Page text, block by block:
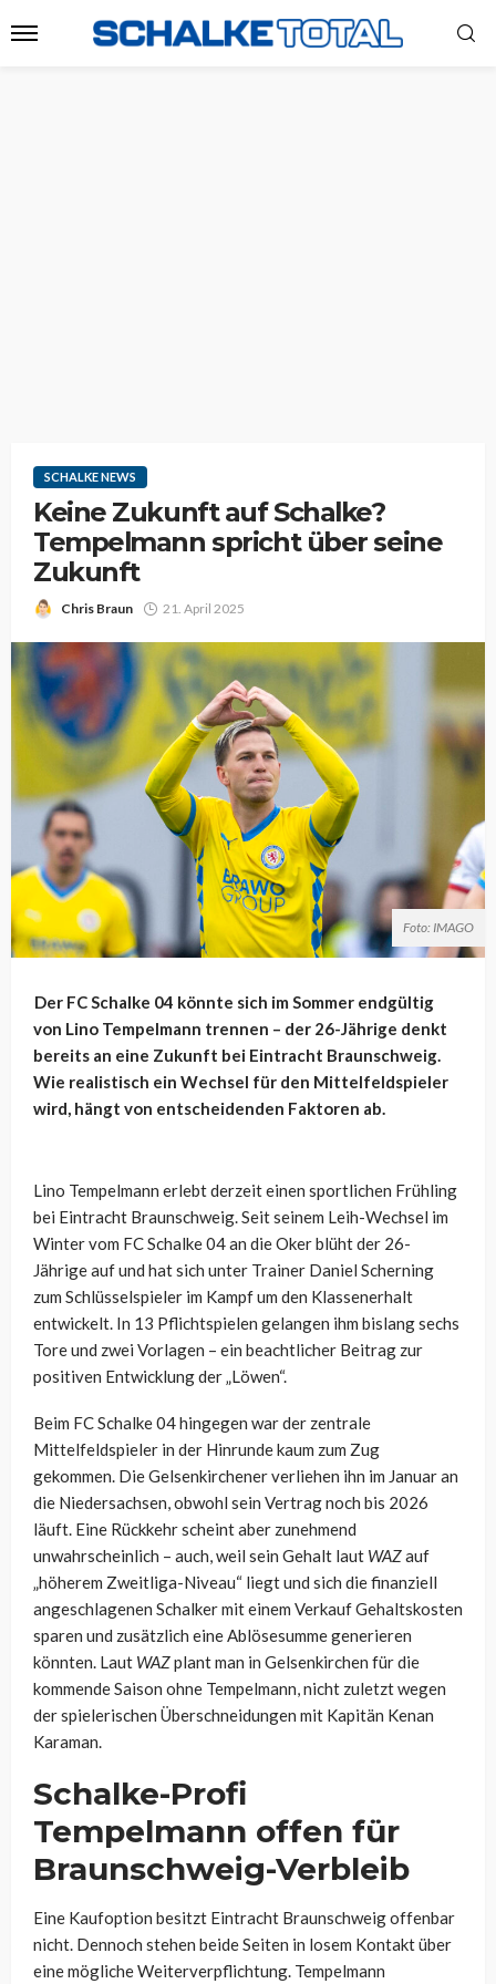
SCHALKE NEWS
Keine Zukunft auf Schalke?
Tempelmann spricht über seine
Zukunft
Chris Braun 21. April 2025
Foto: IMAGO
Der FC Schalke 04 könnte sich im Sommer endgültig
von Lino Tempelmann trennen – der 26-Jährige denkt
bereits an eine Zukunft bei Eintracht Braunschweig.
Wie realistisch ein Wechsel für den Mittelfeldspieler
wird, hängt von entscheidenden Faktoren ab.
Lino Tempelmann erlebt derzeit einen sportlichen Frühling
bei Eintracht Braunschweig. Seit seinem Leih-Wechsel im
Winter vom FC Schalke 04 an die Oker blüht der 26-
Jährige auf und hat sich unter Trainer Daniel Scherning
zum Schlüsselspieler im Kampf um den Klassenerhalt
entwickelt. In 13 Pflichtspielen gelangen ihm bislang sechs
Tore und zwei Vorlagen – ein beachtlicher Beitrag zur
positiven Entwicklung der „Löwen“.
Beim FC Schalke 04 hingegen war der zentrale
Mittelfeldspieler in der Hinrunde kaum zum Zug
gekommen. Die Gelsenkirchener verliehen ihn im Januar an
die Niedersachsen, obwohl sein Vertrag noch bis 2026
läuft. Eine Rückkehr scheint aber zunehmend
unwahrscheinlich – auch, weil sein Gehalt laut WAZauf
„höherem Zweitliga-Niveau“ liegt und sich die finanziell
angeschlagenen Schalker mit einem Verkauf Gehaltskosten
sparen und zusätzlich eine Ablösesumme generieren
könnten. Laut WAZplant man in Gelsenkirchen für die
kommende Saison ohne Tempelmann, nicht zuletzt wegen
der spielerischen Überschneidungen mit Kapitän Kenan
Karaman.
Schalke-Profi
Tempelmann offen für
Braunschweig-Verbleib
Eine Kaufoption besitzt Eintracht Braunschweig offenbar
nicht. Dennoch stehen beide Seiten in losem Kontakt über
eine mögliche Weiterverpflichtung. Tempelmann